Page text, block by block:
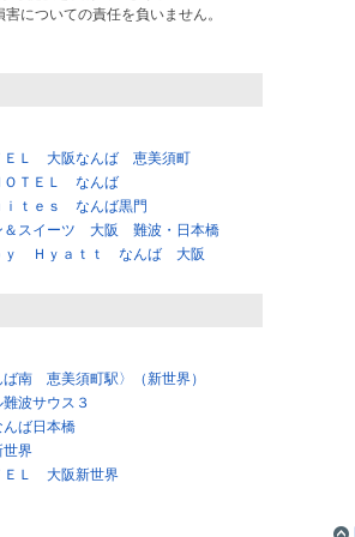
についての責任を負いません。
ＥＬ 大阪なんば 恵美須町
ＯＴＥＬ なんば
ｔｅｓ なんば黒門
＆スイーツ 大阪 難波・日本橋
ｙ Ｈｙａｔｔ なんば 大阪
ば南 恵美須町駅〉（新世界）
波サウス３
ば日本橋
世界
Ｌ 大阪新世界